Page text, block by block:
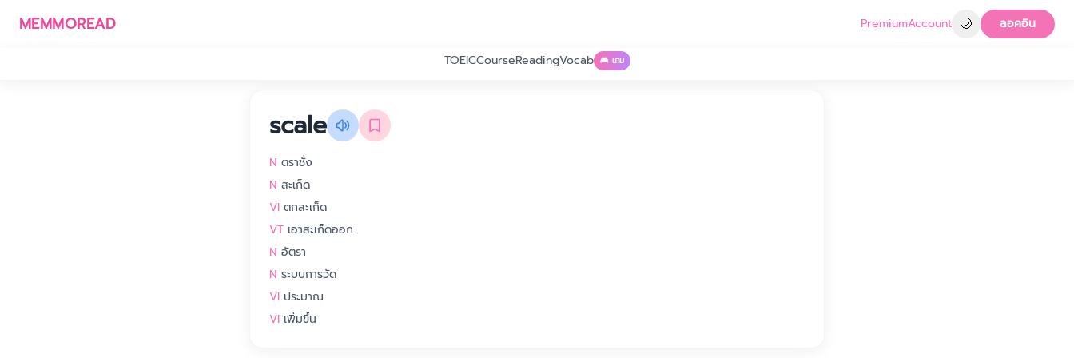
MEMMOREAD PremiumAccount 🌙 ลอคอิน
TOEICCourseReadingVocab 🎮 เกม
scale
N ตราชั่ง
N สะเก็ด
VI ตกสะเก็ด
VT เอาสะเก็ดออก
N อัตรา
N ระบบการวัด
VI ประมาณ
VI เพิ่มขึ้น